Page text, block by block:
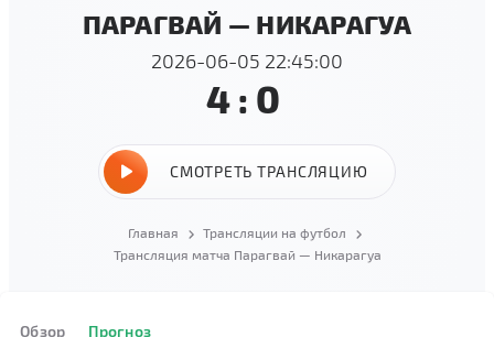
ПАРАГВАЙ — НИКАРАГУА
2026-06-05 22:45:00
4:0
СМОТРЕТЬ ТРАНСЛЯЦИЮ
Главная
Трансляции на футбол
Трансляция матча Парагвай — Никарагуа
Обзор Прогноз